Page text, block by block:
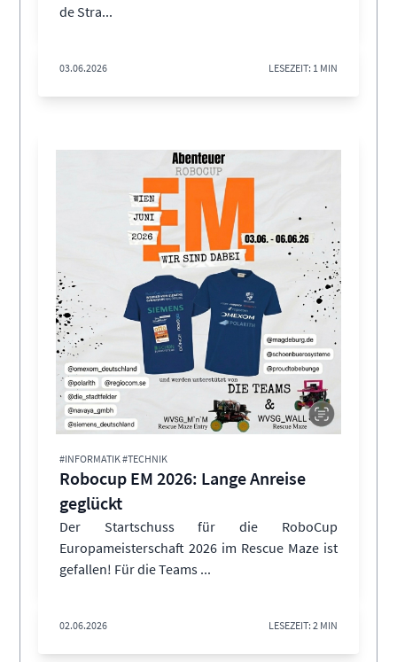
de Stra...
03.06.2026 LESEZEIT: 1 MIN
#INFORMATIK #TECHNIK
Robocup EM 2026: Lange Anreise
geglückt
Der Startschuss für die RoboCup
Europameisterschaft 2026 im Rescue Maze ist
gefallen! Für die Teams ...
02.06.2026 LESEZEIT: 2 MIN